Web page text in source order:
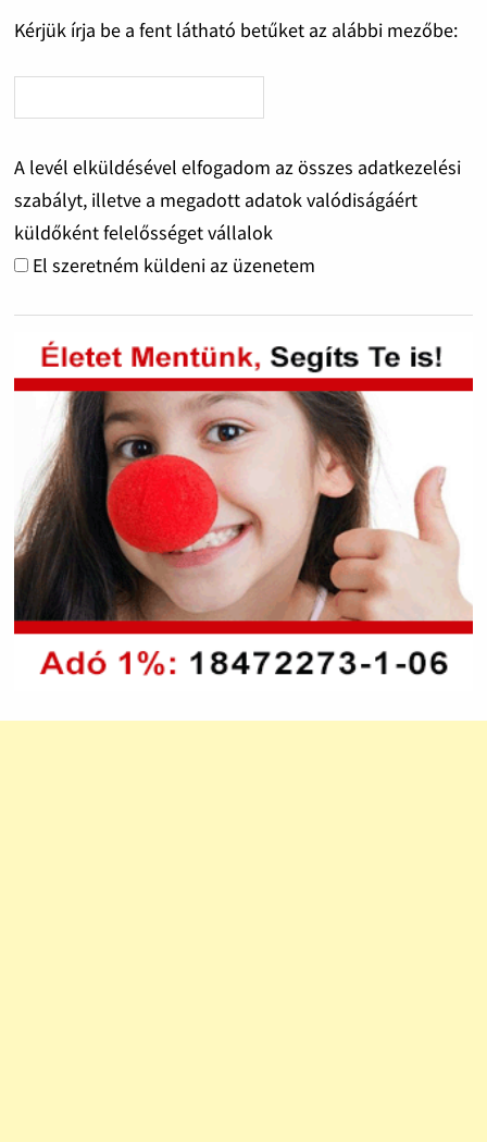
Kérjük írja be a fent látható betűket az alábbi mezőbe:
A levél elküldésével elfogadom az összes adatkezelési
szabályt, illetve a megadott adatok valódiságáért
küldőként felelősséget vállalok
El szeretném küldeni az üzenetem